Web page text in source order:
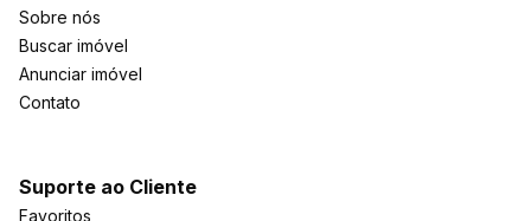
Sobre nós
Buscar imóvel
Anunciar imóvel
Contato
Suporte ao Cliente
Favoritos